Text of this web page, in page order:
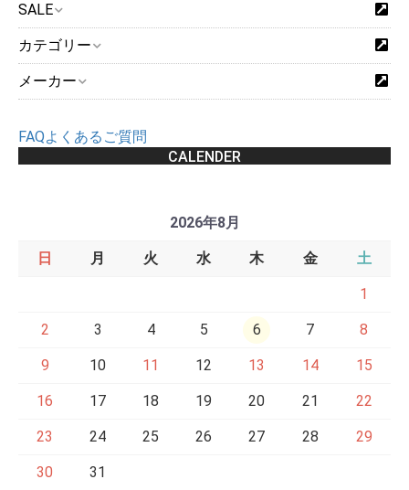
SALE
カテゴリー
メーカー
FAQよくあるご質問
CALENDER
2026年8月
日 月 火 水 木 金 土
1
2 3 4 5 6 7 8
9 10 11 12 13 14 15
16 17 18 19 20 21 22
23 24 25 26 27 28 29
30 31